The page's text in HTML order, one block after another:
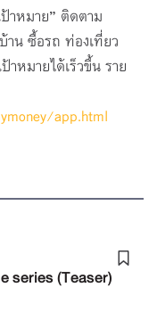
App : โหลดเลย รอ
าหมาย” ติดตาม
าน ซื้อรถ ท่องเที่ยว
หมายได้เร็วขึ้น ราย
app.html
series (Teaser)